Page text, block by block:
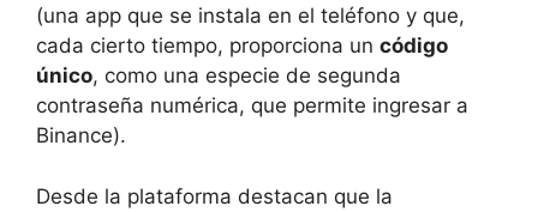
(una app que se instala en el teléfono y que,
cada cierto tiempo, proporciona un código
único, como una especie de segunda
contraseña numérica, que permite ingresar a
Binance).
Desde la plataforma destacan que la